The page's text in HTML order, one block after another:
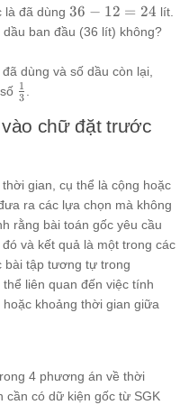
là đã dùng 36
-
=
36 − 12 = 24 lít.
dầu ban đầu (36 lít) không?
dùng và số dầu còn lại,
\frac{1}
{3}
3
1
chữ đặt trước
gian, cụ thể là cộng hoặc
ra các lựa chọn mà không
rằng bài toán gốc yêu cầu
và kết quả là một trong các
bài tập tương tự trong
liên quan đến việc tính
khoảng thời gian giữa
4 phương án về thời
cần có dữ kiện gốc từ SGK